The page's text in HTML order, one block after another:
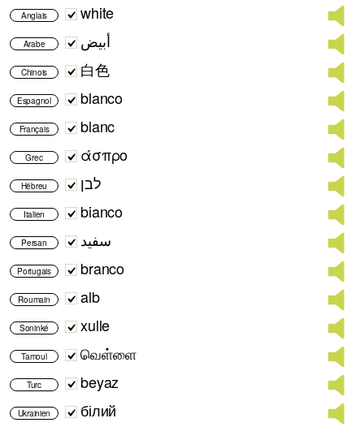
Anglais white
Arabe أبيض
Chinois 白色
Espagnol blanco
Français blanc
Grec άσπρο
Hébreu לבן
Italien bianco
Persan سفید
Portugais branco
Roumain alb
Soninké xulle
Tamoul வெள்ளை
Turc beyaz
Ukrainien білий